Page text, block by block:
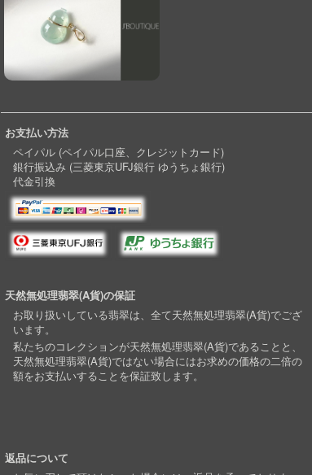
お支払い方法
ペイパル (ペイパル口座、クレジットカード)
銀行振込み (三菱東京UFJ銀行 ゆうちょ銀行)
代金引換
天然無処理翡翠(A貨)の保証
お取り扱いしている翡翠は、全て天然無処理翡翠(A貨)でござ
います。
私たちのコレクションが天然無処理翡翠(A貨)であることと、
天然無処理翡翠(A貨)ではない場合にはお求めの価格の二倍の
額をお支払いすることを保証致します。
返品について